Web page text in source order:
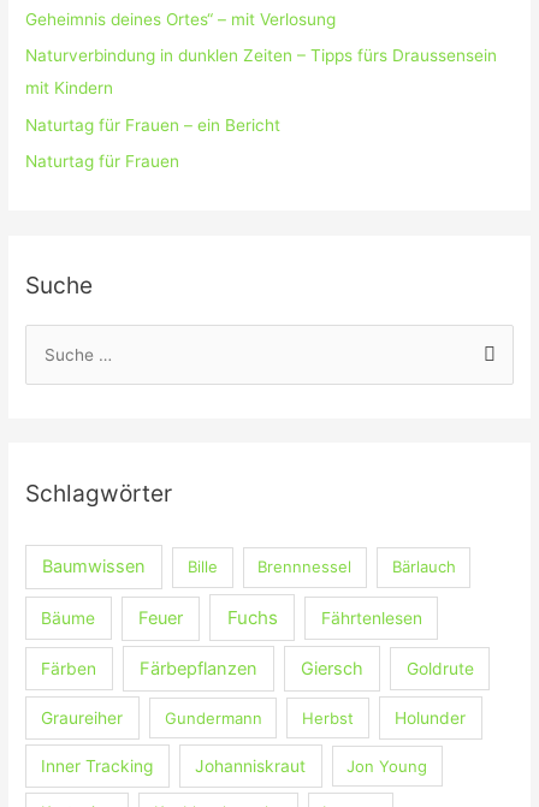
Geheimnis deines Ortes“ – mit Verlosung
Naturverbindung in dunklen Zeiten – Tipps fürs Draussensein
mit Kindern
Naturtag für Frauen – ein Bericht
Naturtag für Frauen
Suche
n
c
Schlagwörter
Baumwissen Bille Brennnessel Bärlauch
Bäume Feuer Fuchs Fährtenlesen
Färben Färbepflanzen Giersch Goldrute
Graureiher Gundermann Herbst Holunder
Inner Tracking Johanniskraut Jon Young